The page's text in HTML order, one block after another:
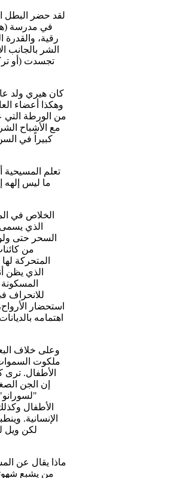
لقد حضر البطل
في مدرسة
رقية،
الشر بالجانب
تجسدت (أو
كان هيري ولد
وهكذا أعضاء
من الورطة التي
مع الأشباح
كبيراً في
تعلم
ما ليس إلهه
الخلاص في
الذي
السحر حتى
من
المتحركة
الذي يظن
للانحراف
استحضار
اهتمامه
وعلى خلاف
ملكوت السموات
الأطفال. ترى
إن الجن
الأطفال
الإنسانية.
لكن ويل
ماذا يقال عن
من يشبع